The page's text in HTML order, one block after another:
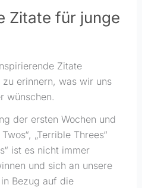
Zitate für junge
Zitate
erinnern, was wir uns
wünschen.
der ersten Wochen und
„Terrible Threes“
ist es nicht immer
und sich an unsere
Bezug auf die